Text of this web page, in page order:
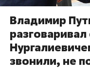
Владимир
звонили, не